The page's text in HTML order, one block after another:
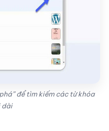
để tìm kiếm các từ khóa
dài